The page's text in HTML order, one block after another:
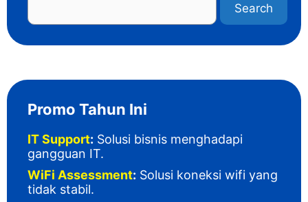
Search
Promo Tahun Ini
IT Support: Solusi bisnis menghadapi
gangguan IT.
WiFi Assessment: Solusi koneksi wifi yang
tidak stabil.